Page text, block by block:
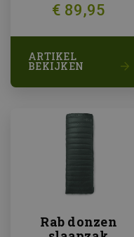
€ 89,95
ARTIKEL
BEKIJKEN
Rab donzen